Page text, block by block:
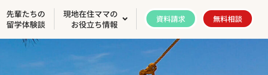
先輩たちの
留学体験談
現地在住ママの
お役立ち情報
無料相談
資料請求